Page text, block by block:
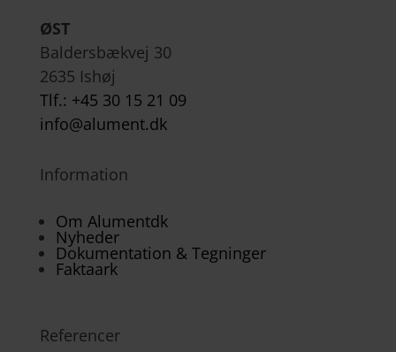
ØST
Baldersbækvej 30
2635 Ishøj
Tlf.: +45 30 15 21 09
info@alument.dk
Information
Om Alumentdk
Nyheder
Dokumentation & Tegninger
Faktaark
Referencer